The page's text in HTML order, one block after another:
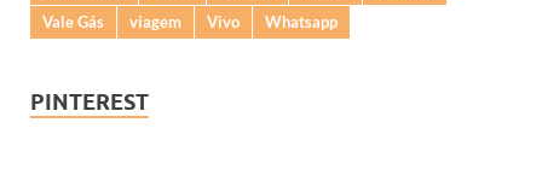
Vale Gás
viagem Vivo Whatsapp
PINTEREST